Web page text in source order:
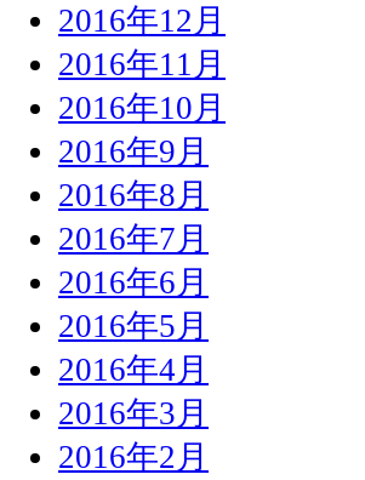
2016年12月
2016年11月
2016年10月
2016年9月
2016年8月
2016年7月
2016年6月
2016年5月
2016年4月
2016年3月
2016年2月